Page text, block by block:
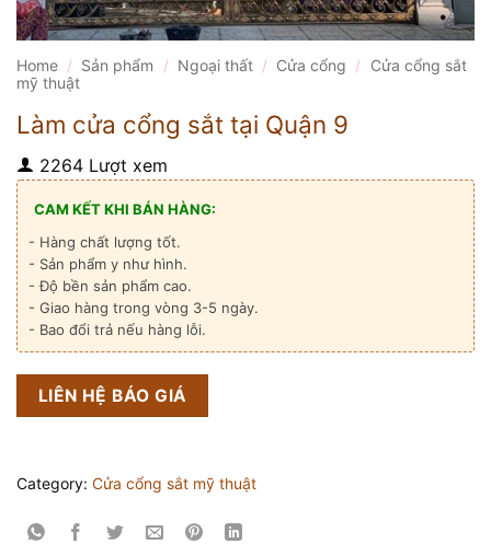
Home / Sản phẩm / Ngoại thất / Cửa cổng /
Cửa cổng sắt
mỹ thuật
Làm cửa cổng sắt tại Quận 9
2264 Lượt xem
CAM KẾT KHI BÁN HÀNG:
- Hàng chất lượng tốt.
- Sản phẩm y như hình.
- Độ bền sản phẩm cao.
- Giao hàng trong vòng 3-5 ngày.
- Bao đổi trả nếu hàng lỗi.
LIÊN HỆ BÁO GIÁ
Category: Cửa cổng sắt mỹ thuật